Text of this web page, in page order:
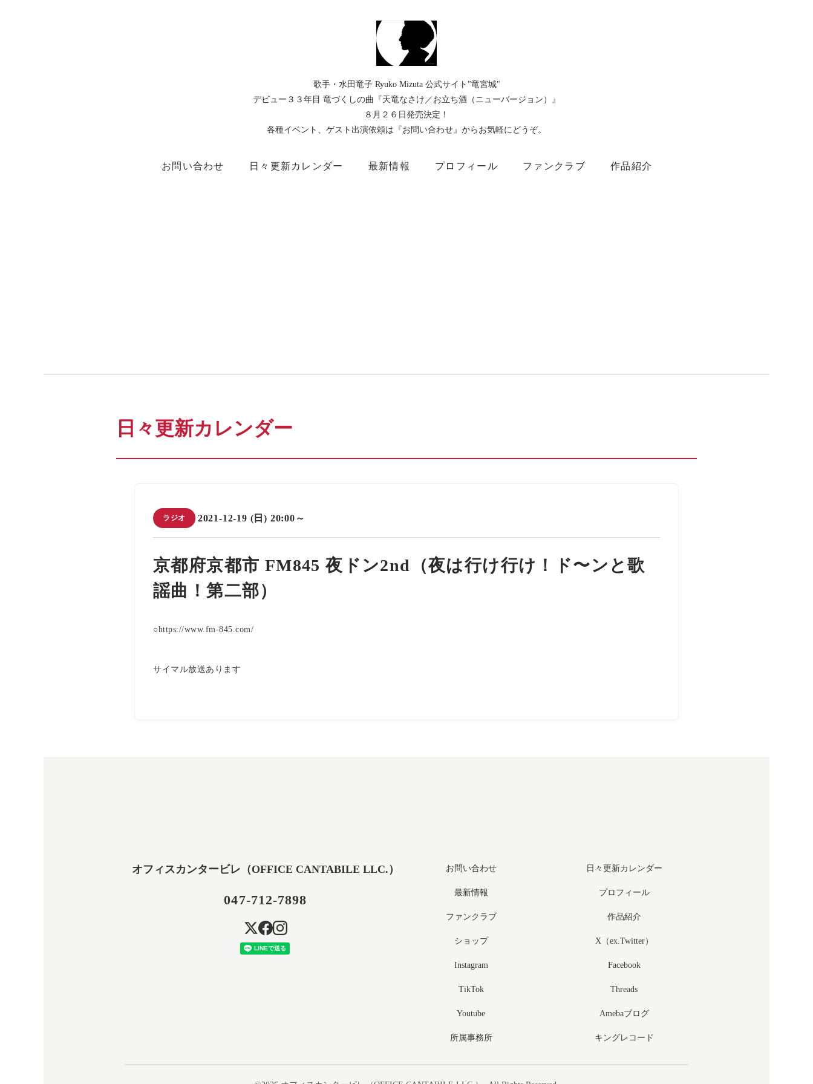
歌手・水田竜子 Ryuko Mizuta 公式サイト"竜宮城"
デビュー３３年目 竜づくしの曲『天竜なさけ／お立ち酒（ニューバージョン）』
８月２６日発売決定！
各種イベント、ゲスト出演依頼は『お問い合わせ』からお気軽にどうぞ。
お問い合わせ 日々更新カレンダー 最新情報 プロフィール ファンクラブ 作品紹介
日々更新カレンダー
ラジオ 2021-12-19 (日) 20:00～
京都府京都市 FM845 夜ドン2nd（夜は行け行け！ド〜ンと歌
謡曲！第二部）
○https://www.fm-845.com/
サイマル放送あります
オフィスカンタービレ（OFFICE CANTABILE LLC.）
047-712-7898
お問い合わせ 日々更新カレンダー
最新情報 プロフィール
ファンクラブ 作品紹介
ショップ X（ex.Twitter）
Instagram Facebook
TikTok Threads
Youtube Amebaブログ
所属事務所 キングレコード